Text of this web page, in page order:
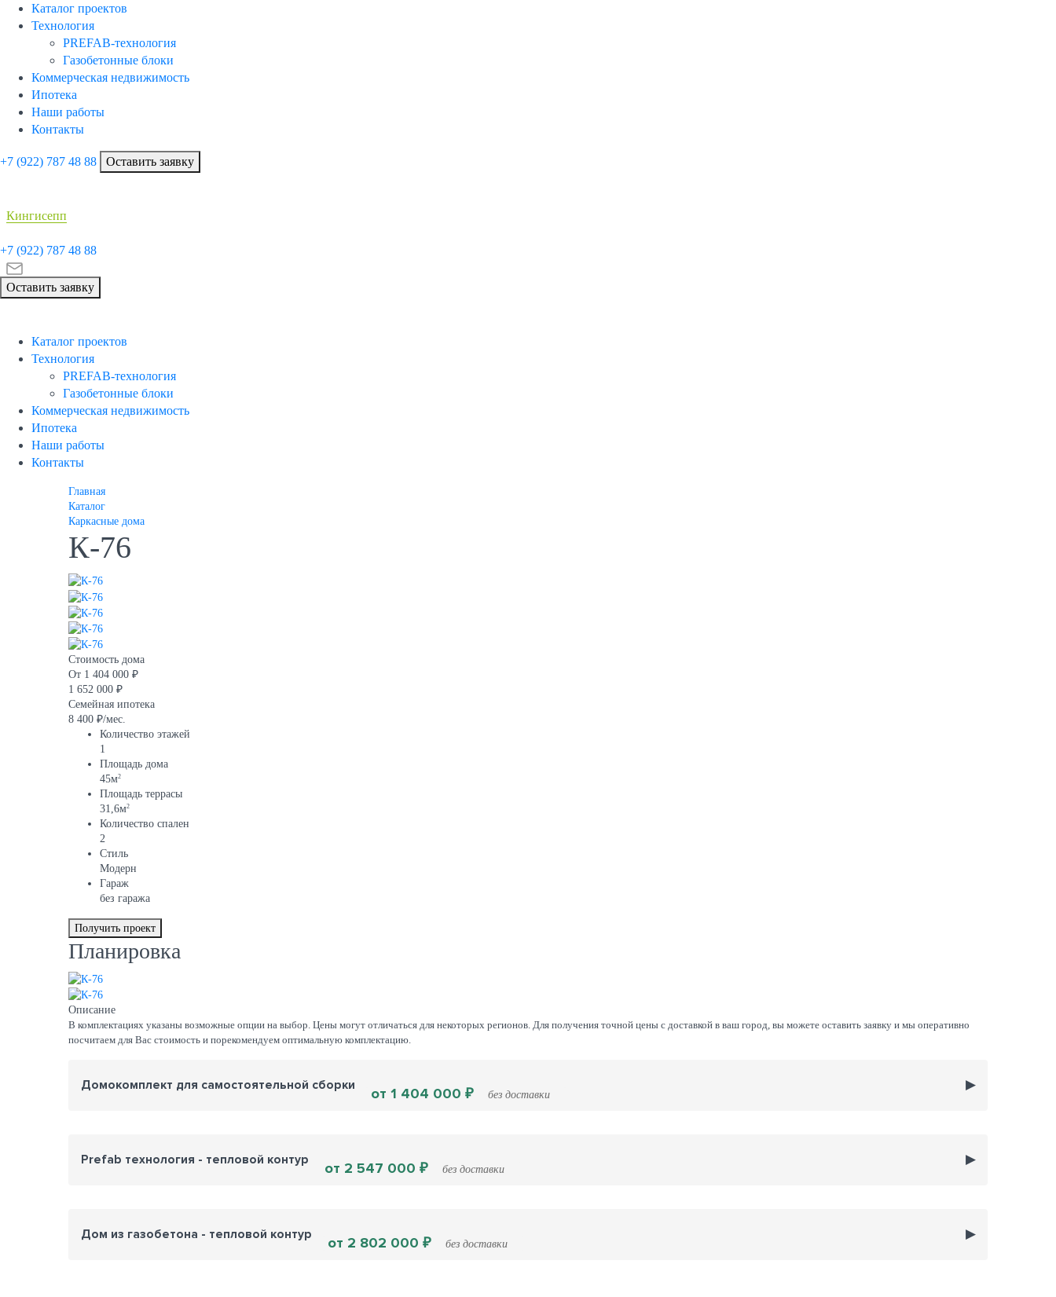
Каталог проектов
Технология
PREFAB-технология
Газобетонные блоки
Коммерческая недвижимость
Ипотека
Наши работы
Контакты
+7 (922) 787 48 88 Оставить заявку
Кингисепп
+7 (922) 787 48 88
Оставить заявку
Каталог проектов
Технология
PREFAB-технология
Газобетонные блоки
Коммерческая недвижимость
Ипотека
Наши работы
Контакты
Главная
Каталог
Каркасные дома
К-76
Стоимость дома
От 1 404 000 ₽
1 652 000 ₽
Семейная ипотека
8 400 ₽/мес.
Количество этажей
1
Площадь дома
45м2
Площадь террасы
31,6м2
Количество спален
2
Стиль
Модерн
Гараж
без гаража
Получить проект
Планировка
Описание
В комплектациях указаны возможные опции на выбор. Цены могут отличаться для некоторых регионов. Для получения точной цены с доставкой в ваш город, вы можете оставить заявку и мы оперативно
посчитаем для Вас стоимость и порекомендуем оптимальную комплектацию.
Домокомплект для самостоятельной сборки от 1 404 000 ₽ без доставки
Prefab технология - тепловой контур от 2 547 000 ₽ без доставки
Дом из газобетона - тепловой контур от 2 802 000 ₽ без доставки